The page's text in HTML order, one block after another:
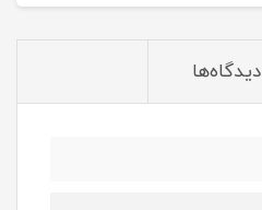
دیدگاه‌ها